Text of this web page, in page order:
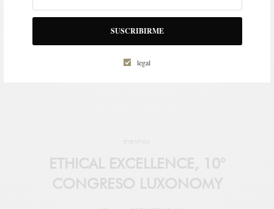
SUSCRIBIRME
legal
EVENTOS
ETHICAL EXCELLENCE, 10°
CONGRESO LUXONOMY